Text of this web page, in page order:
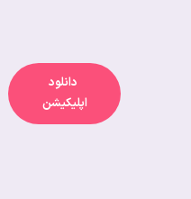
دانلود
اپلیکیشن